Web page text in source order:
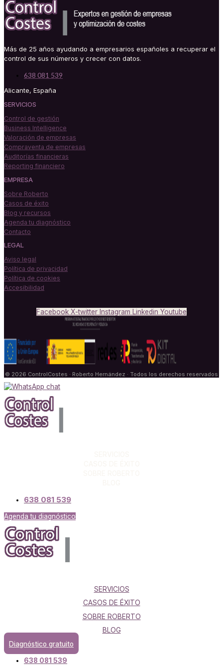
Más de 25 años ayudando a empresarios españoles a recuperar el
control de sus números y crecer con datos.
638 081 539
Alicante, España
SERVICIOS
Control de gestión
Business Intelligence
Valoración de empresas
Compraventa de empresas
Auditorías financieras
Reporting financiero
EMPRESA
Sobre Roberto
Casos de éxito
Blog y recursos
Agenda tu diagnóstico
Contacto
LEGAL
Aviso legal
Política de privacidad
Política de cookies
Accesibilidad
Facebook X-twitter Instagram Linkedin Youtube
© 2026 ControlCostes · Roberto Hernández · Todos los derechos reservados
638 081 539
Agenda tu diagnóstico
SERVICIOS
CASOS DE ÉXITO
SOBRE ROBERTO
BLOG
Diagnóstico gratuito
638 081 539